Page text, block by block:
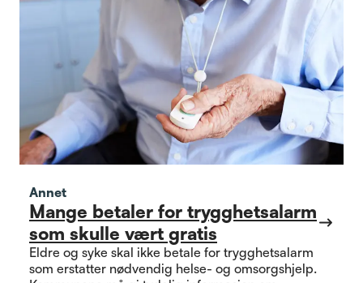
Annet
Mange betaler for trygghetsalarm
som skulle vært gratis
Eldre og syke skal ikke betale for trygghetsalarm
som erstatter nødvendig helse- og omsorgshjelp.